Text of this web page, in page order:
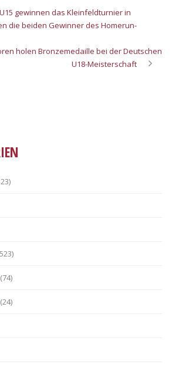
gewinnen das Kleinfeldturnier in
die beiden Gewinner des Homerun-
holen Bronzemedaille bei der Deutschen
U18-Meisterschaft
(74)
(24)